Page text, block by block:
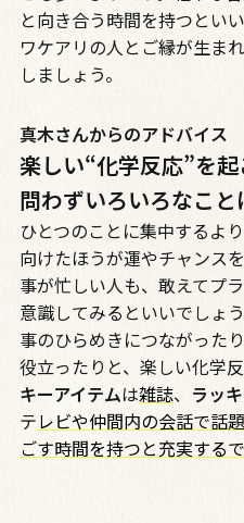
と向き合う時間を持つとい
ワケアリの人とご縁が生ま
しましょう。
真木さんからのアドバイス
楽しい“化学反応”を
問わずいろいろなこと
ひとつのことに集中するよ
向けたほうが運やチャンス
事が忙しい人も、敢えてプ
意識してみるといいでしょ
事のひらめきにつながった
役立ったりと、楽しい化学
キーアイテムは雑誌、 ラッ
テレビや仲間内の会話で話
ごす時間を持つと充実する